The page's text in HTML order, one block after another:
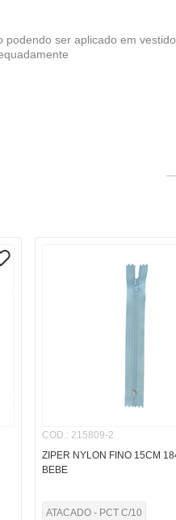
podendo ser aplicado em
COD.: 215809-2
ZIPER NYLON FINO 15CM
BEBE
ATACADO - PCT C/10